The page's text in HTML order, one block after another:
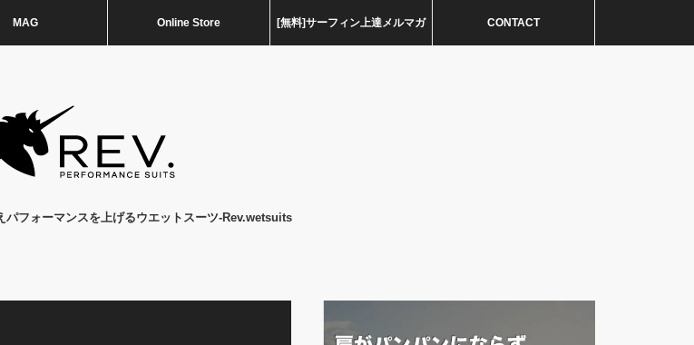
MAG Online Store [無料]サーフィン上達メルマガ CONTACT
パフォーマンスを上げるウエットスーツ-Rev.wetsuits